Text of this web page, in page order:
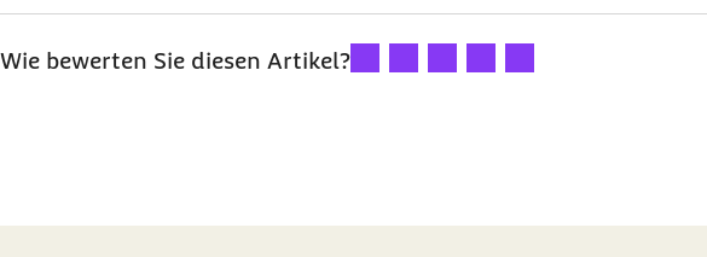
Wie bewerten Sie diesen Artikel?Ihre Bewertung: 1 Stern
Ihre Bewertung: 2 Sterne
Ihre Bewertung: 3 Sterne
Ihre Bewertung: 4 Sterne
Ihre Bewertung: 5 Sterne